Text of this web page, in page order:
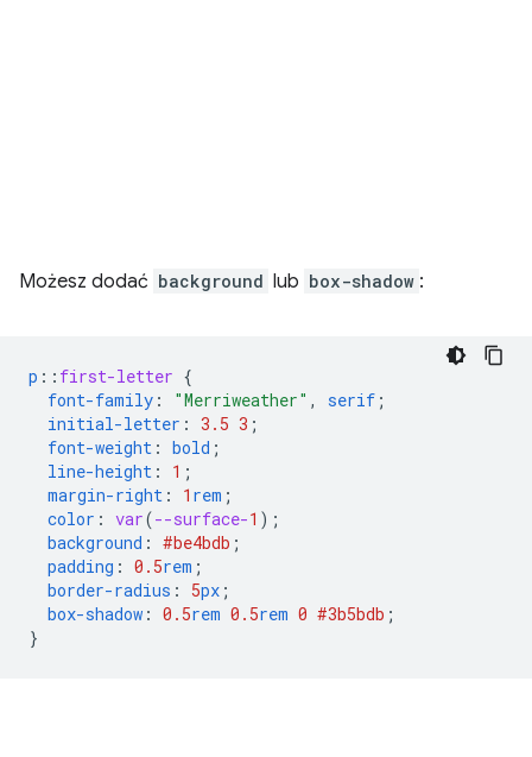
Możesz dodać background lub box-shadow :
p :: first-letter {
font-family : "Merriweather" , serif ;
initial-letter : 3.5 3 ;
font-weight : bold ;
line-height : 1 ;
margin-right : 1 rem ;
color : var(--surface-1 );
background : #be4bdb ;
padding : 0.5rem ;
border-radius : 5px ;
box-shadow : 0.5rem 0.5rem 0 #3b5bdb ;
}